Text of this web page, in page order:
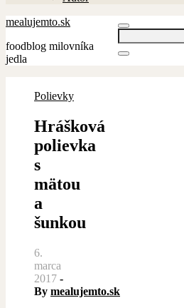
Hľadať:
mealujemto.sk
foodblog milovníka
jedla
Polievky
Hrášková
polievka
s
mätou
a
šunkou
6.
marca
2017 -
By mealujemto.sk